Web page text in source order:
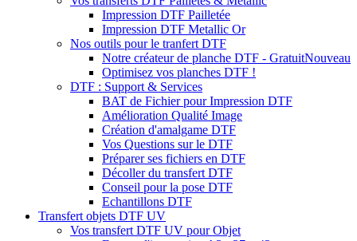
Impression DTF Pailletée
Impression DTF Metallic Or
Nos outils pour le tranfert DTF
Notre créateur de planche DTF - GratuitNouveau
Optimisez vos planches DTF !
DTF : Support & Services
BAT de Fichier pour Impression DTF
Amélioration Qualité Image
Création d'amalgame DTF
Vos Questions sur le DTF
Préparer ses fichiers en DTF
Décoller du transfert DTF
Conseil pour la pose DTF
Echantillons DTF
Transfert objets DTF UV
Vos transfert DTF UV pour Objet